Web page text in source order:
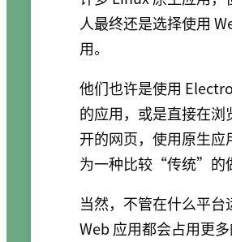
人最终还是选择使用
用。
他们也许是使用
的应用，或是直接在浏
开的网页，使用原生应
为一种比较“传统”的
当然，不管在什么平台
Web 应用都会占用更